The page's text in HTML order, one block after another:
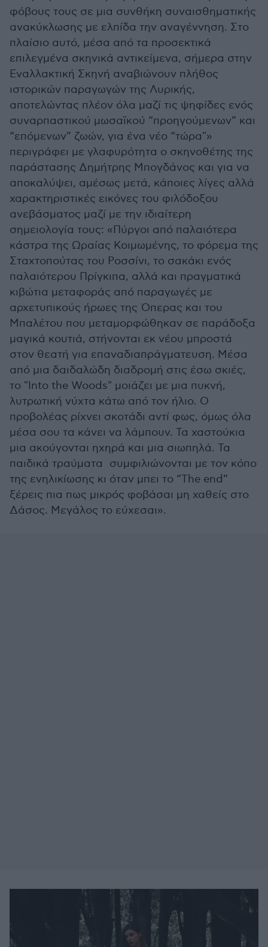
φόβους τους σε μια συνθήκη συναισθηματικής
ανακύκλωσης με ελπίδα την αναγέννηση. Στο
πλαίσιο αυτό, μέσα από τα προσεκτικά
επιλεγμένα σκηνικά αντικείμενα, σήμερα στην
Εναλλακτική Σκηνή αναβιώνουν πλήθος
ιστορικών παραγωγών της Λυρικής,
αποτελώντας πλέον όλα μαζί τις ψηφίδες ενός
συναρπαστικού μωσαϊκού “προηγούμενων” και
“επόμενων” ζωών, για ένα νέο “τώρα"»
περιγράφει με γλαφυρότητα ο σκηνοθέτης της
παράστασης Δημήτρης Μπογδάνος και για να
αποκαλύψει, αμέσως μετά, κάποιες λίγες αλλά
χαρακτηριστικές εικόνες του φιλόδοξου
ανεβάσματος μαζί με την ιδιαίτερη
σημειολογία τους: «Πύργοι από παλαιότερα
κάστρα της Ωραίας Κοιμωμένης, το φόρεμα της
Σταχτοπούτας του Ροσσίνι, το σακάκι ενός
παλαιότερου Πρίγκιπα, αλλά και πραγματικά
κιβώτια μεταφοράς από παραγωγές με
αρχετυπικούς ήρωες της Όπερας και του
Μπαλέτου που μεταμορφώθηκαν σε παράδοξα
μαγικά κουτιά, στήνονται εκ νέου μπροστά
στον θεατή για επαναδιαπράγματευση. Μέσα
από μια δαιδαλώδη διαδρομή στις έσω σκιές,
το "Into the Woods" μοιάζει με μια πυκνή,
λυτρωτική νύχτα κάτω από τον ήλιο. Ο
προβολέας ρίχνει σκοτάδι αντί φως, όμως όλα
μέσα σου τα κάνει να λάμπουν. Τα χαστούκια
μια ακούγονται ηχηρά και μια σιωπηλά. Τα
παιδικά τραύματα συμφιλιώνονται με τον κόπο
της ενηλικίωσης κι όταν μπει το “The end”
ξέρεις πια πως μικρός φοβάσαι μη χαθείς στο
Δάσος. Μεγάλος το εύχεσαι».